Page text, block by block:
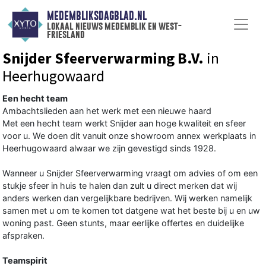
MEDEMBLIKSDAGBLAD.NL
lokaal nieuws medemblik en west-
friesland
Snijder Sfeerverwarming B.V. in
Heerhugowaard
Een hecht team
Ambachtslieden aan het werk met een nieuwe haard
Met een hecht team werkt Snijder aan hoge kwaliteit en sfeer
voor u. We doen dit vanuit onze showroom annex werkplaats in
Heerhugowaard alwaar we zijn gevestigd sinds 1928.
Wanneer u Snijder Sfeerverwarming vraagt om advies of om een
stukje sfeer in huis te halen dan zult u direct merken dat wij
anders werken dan vergelijkbare bedrijven. Wij werken namelijk
samen met u om te komen tot datgene wat het beste bij u en uw
woning past. Geen stunts, maar eerlijke offertes en duidelijke
afspraken.
Teamspirit